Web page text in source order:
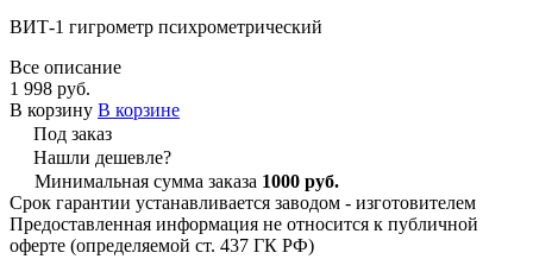
ВИТ-1 гигрометр психрометрический
Все описание
1 998 руб.
В корзину В корзине
Под заказ
Нашли дешевле?
Минимальная сумма заказа 1000 руб.
Срок гарантии устанавливается заводом - изготовителем
Предоставленная информация не относится к публичной
оферте (определяемой ст. 437 ГК РФ)